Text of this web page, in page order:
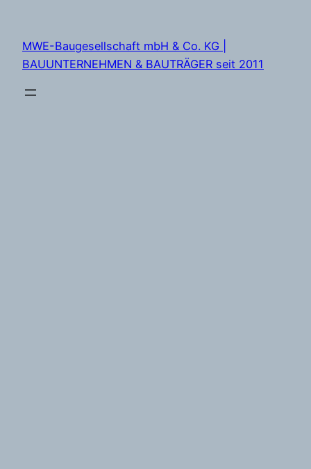
springen
MWE-Baugesellschaft mbH & Co. KG |
BAUUNTERNEHMEN & BAUTRÄGER seit 2011